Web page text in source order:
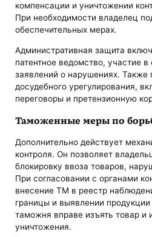
компенсации и уничтожении
При необходимости владелец
обеспечительных мерах.
Административная защита
патентное ведомство, участие
заявлений о нарушениях.
досудебного урегулирования,
переговоры и претензионную
Таможенные меры по
Дополнительно действует
контроля. Он позволяет
блокировку ввоза товаров,
При согласовании с органами
внесение ТМ в реестр
границы и выявлении
таможня вправе изъять товар и
уничтожения.